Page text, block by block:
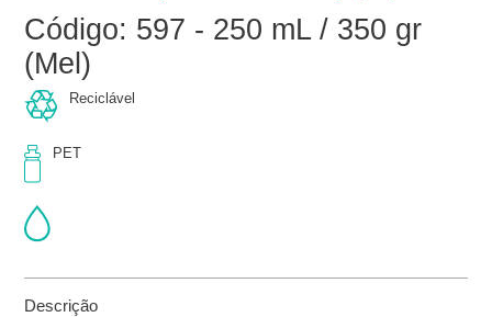
Código: 597 - 250 mL / 350 gr
(Mel)
Reciclável
PET
Descrição